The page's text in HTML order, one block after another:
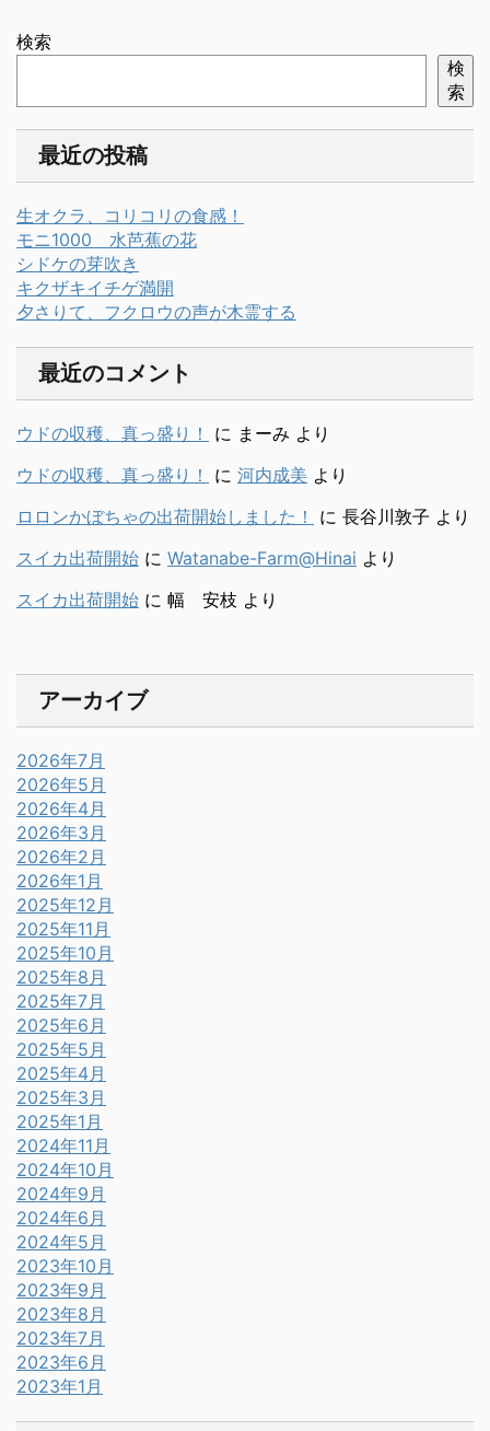
検索
検
索
最近の投稿
生オクラ、コリコリの食感！
モニ1000 水芭蕉の花
シドケの芽吹き
キクザキイチゲ満開
夕さりて、フクロウの声が木霊する
最近のコメント
ウドの収穫、真っ盛り！ に まーみ より
ウドの収穫、真っ盛り！
に 河内成美 より
ロロンかぼちゃの出荷開始しました！
に 長谷川敦子 より
スイカ出荷開始 に Watanabe-Farm@Hinai より
スイカ出荷開始 に 幅 安枝 より
アーカイブ
2026年7月
2026年5月
2026年4月
2026年3月
2026年2月
2026年1月
2025年12月
2025年11月
2025年10月
2025年8月
2025年7月
2025年6月
2025年5月
2025年4月
2025年3月
2025年1月
2024年11月
2024年10月
2024年9月
2024年6月
2024年5月
2023年10月
2023年9月
2023年8月
2023年7月
2023年6月
2023年1月